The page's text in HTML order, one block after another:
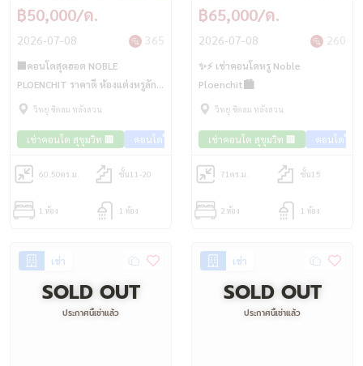
฿50,000/ด.
2026-07-08 365
🏢คอนโดสุดฮอต NOBLE
PLOENCHIT ราคาดี ห้องแต่งหรูลักชู
| BTS เพลินจิต
วิทยุ ชิดลม หลังสวน
เช่าคอนโด สุขุมวิท 🏢 คอนโดใกล้รถไฟฟ้า🚈 คอนโดวิวเมือง🌇
60.50ตร.ม. ชั้น11-20
1 ห้อง 1 ห้อง
฿65,000/ด.
2026-07-08 260
✨⚡️ เช่าคอนโดหรู Noble
Ploenchit🏙️
วิทยุ ชิดลม หลังสวน
เช่าคอนโด สุขุมวิท 🏢 คอนโดใก
71 ตร.ม. ชั้น15
2 ห้อง 1 ห้อง
เช่า
SOLD OUT
ประกาศนี้เช่าแล้ว
เช่า
SOLD OUT
ประกาศนี้เช่าแล้ว